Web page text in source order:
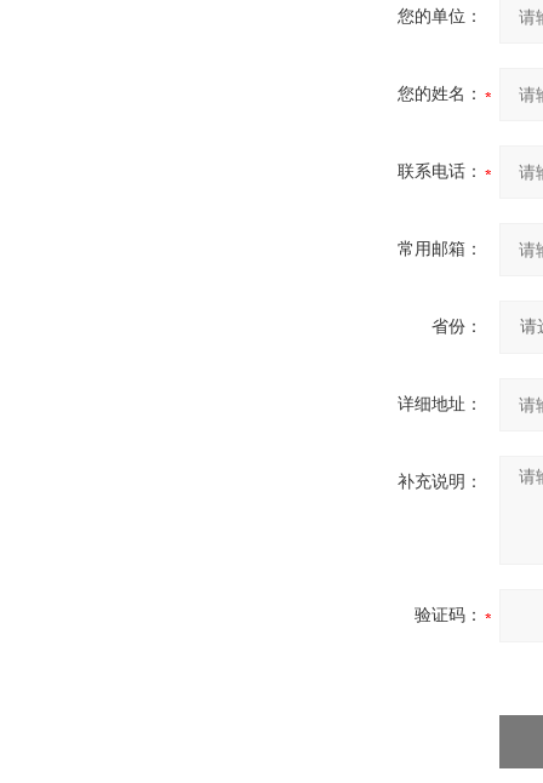
您的单位：
您的姓名：
联系电话：
常用邮箱：
省份：
详细地址：
补充说明：
验证码：